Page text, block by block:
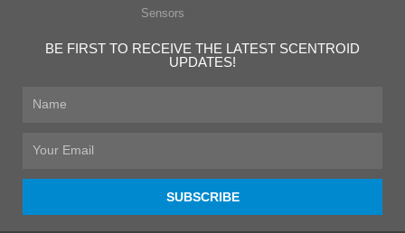
Sensors
BE FIRST TO RECEIVE THE LATEST SCENTROID
UPDATES!
SUBSCRIBE